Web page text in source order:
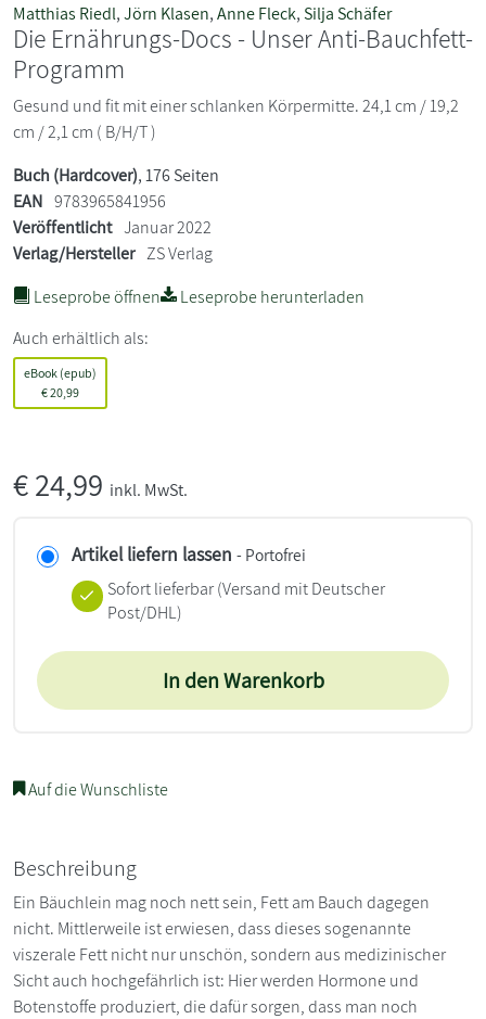
Matthias Riedl,Jörn Klasen,Anne Fleck, Silja Schäfer
Die Ernährungs-Docs - Unser Anti-Bauchfett-
Programm
Gesund und fit mit einer schlanken Körpermitte. 24,1 cm / 19,2
cm / 2,1 cm ( B/H/T )
Buch (Hardcover), 176 Seiten
EAN 9783965841956
Veröffentlicht Januar 2022
Verlag/Hersteller ZS Verlag
Leseprobe öffnen
Leseprobe herunterladen
Auch erhältlich als:
eBook (epub)
€20,99
€24,99 inkl. MwSt.
Artikel liefern lassen - Portofrei
Sofort lieferbar(Versand mit Deutscher
Post/DHL)
In den Warenkorb
Auf die Wunschliste
Beschreibung
Ein Bäuchlein mag noch nett sein, Fett am Bauch dagegen
nicht. Mittlerweile ist erwiesen, dass dieses sogenannte
viszerale Fett nicht nur unschön, sondern aus medizinischer
Sicht auch hochgefährlich ist: Hier werden Hormone und
Botenstoffe produziert, die dafür sorgen, dass man noch